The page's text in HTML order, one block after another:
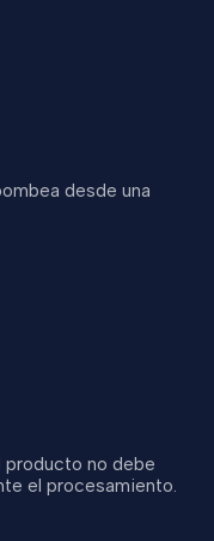
desde una
producto no debe
el procesamiento.